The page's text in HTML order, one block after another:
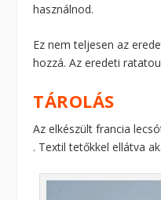
használnod.
Ez nem teljesen az
hozzá. Az eredeti
TÁROLÁS
Az elkészült francia
. Textil tetőkkel ellátva